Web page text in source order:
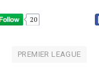
20
PREMIER LEAGUE